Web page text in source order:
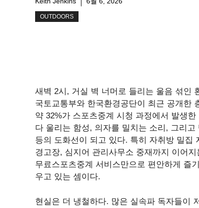
OUTDOORS
새벽 2시, 거실 벽 너머로 들리는 울음 섞인
국토교통부와 한국환경공단이 최근 공개한
약 32%가 스포츠중계 시청 과정에서 발생
다 울리는 함성, 의자를 밀치는 소리, 그리
등의 도화선이 되고 있다. 특히 자취방 밀집
경고장, 심지어 관리사무소 중재까지 이어
무료스포츠중계 서비스만으로 편안하게 즐
우고 있는 셈이다.
현실은 더 냉철하다. 많은 실속파 독자들이